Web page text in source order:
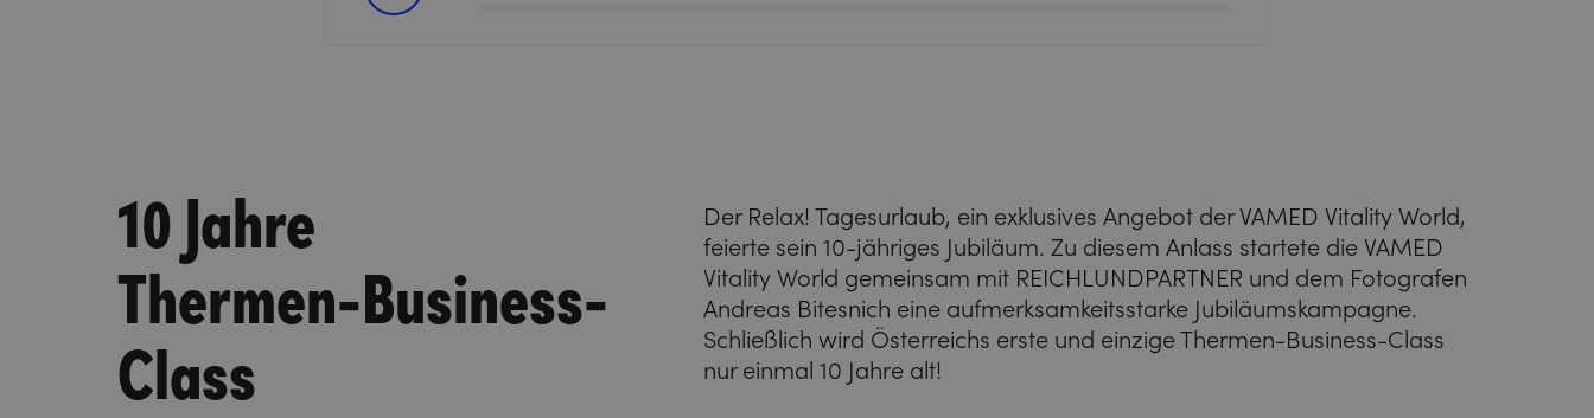
10 Jahre
Thermen-Business-
Class
Der Relax! Tagesurlaub, ein exklusives Angebot der VAMED Vitality World,
feierte sein 10-jähriges Jubiläum. Zu diesem Anlass startete die VAMED
Vitality World gemeinsam mit REICHLUNDPARTNER und dem Fotografen
Andreas Bitesnich eine aufmerksamkeitsstarke Jubiläumskampagne.
Schließlich wird Österreichs erste und einzige Thermen-Business-Class
nur einmal 10 Jahre alt!